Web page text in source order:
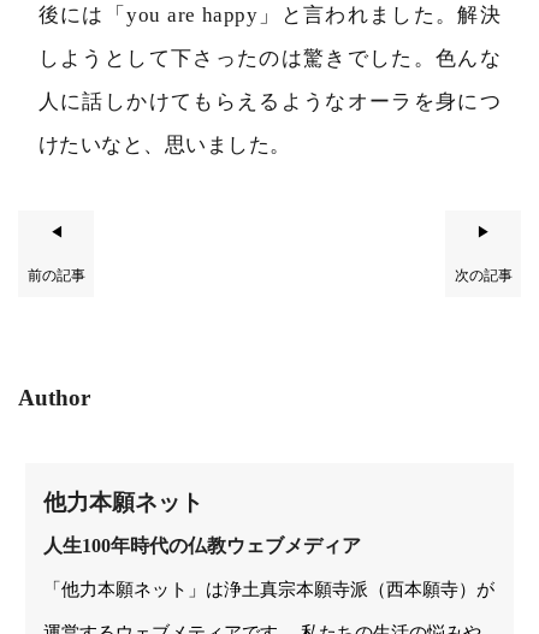
後には「you are happy」と言われました。解決
しようとして下さったのは驚きでした。色んな
人に話しかけてもらえるようなオーラを身につ
けたいなと、思いました。
◀
前の記事
▶
次の記事
Author
他力本願ネット
人生100年時代の仏教ウェブメディア
「他力本願ネット」は浄土真宗本願寺派（西本願寺）が